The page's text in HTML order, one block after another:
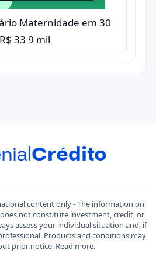
Maternidade em 30
33 9 mil
content only - The information on
not constitute investment, credit, or
assess your individual situation and, if
Products and conditions may
prior notice. Read more.